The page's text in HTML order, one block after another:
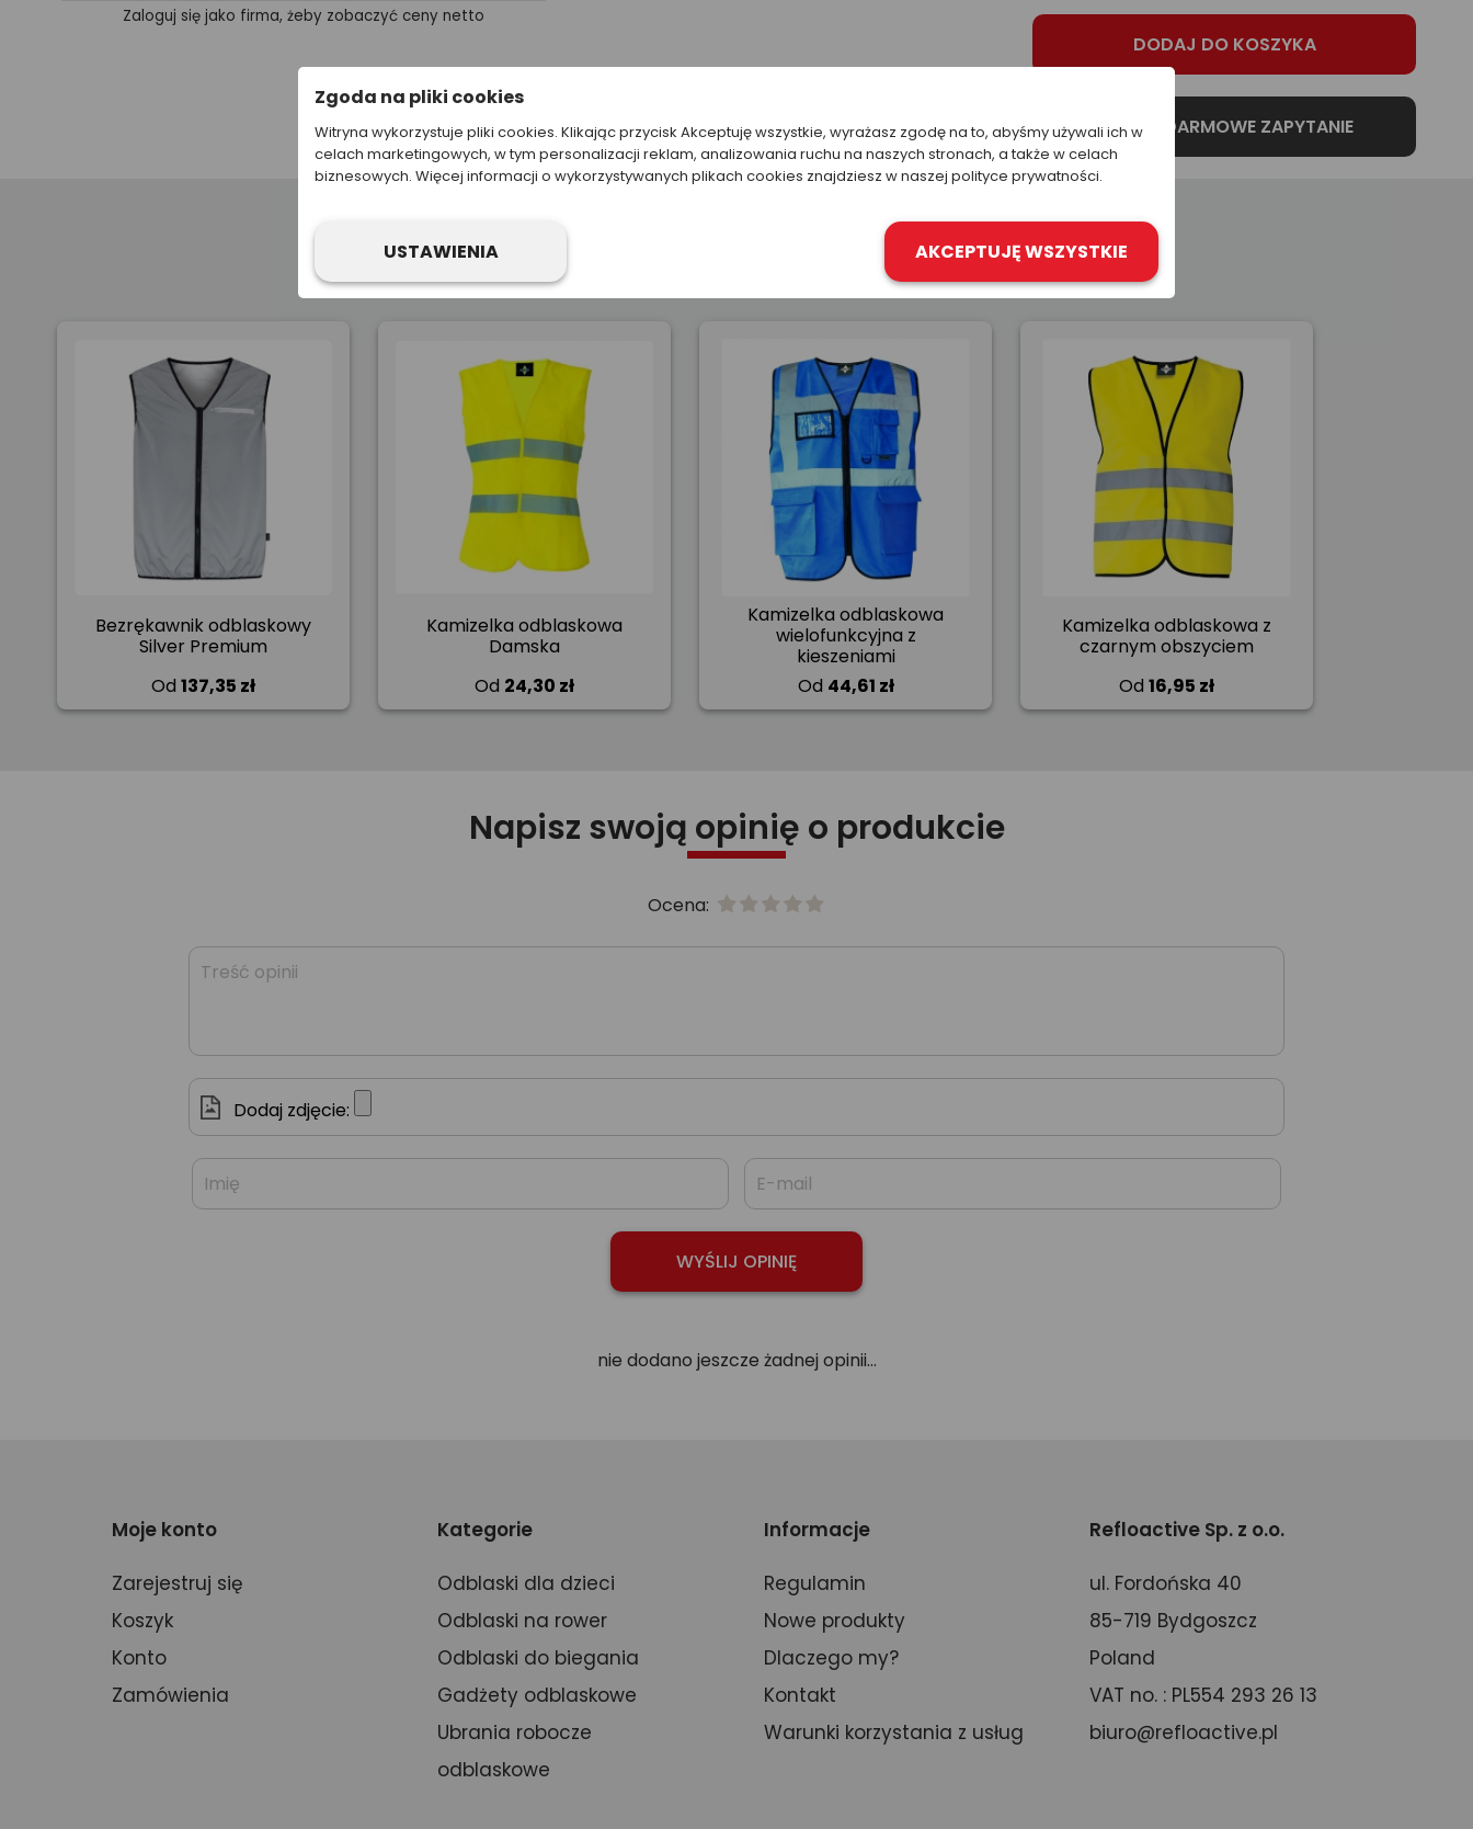
Zaloguj się jako firma, żeby zobaczyć ceny netto
Podobne produkty
Bezrękawnik odblaskowy
Silver Premium
Od 137,35 zł
Kamizelka odblaskowa
Damska
Od 24,30 zł
Kamizelka odblaskowa
wielofunkcyjna z
kieszeniami
Od 44,61 zł
Kamizelka odblaskowa z
czarnym obszyciem
Od 16,95 zł
Napisz swoją opinię o produkcie
Ocena:
Dodaj zdjęcie:
nie dodano jeszcze żadnej opinii...
Moje konto
Zarejestruj się
Koszyk
Konto
Zamówienia
Kategorie
Odblaski dla dzieci
Odblaski na rower
Odblaski do biegania
Gadżety odblaskowe
Ubrania robocze
odblaskowe
Informacje
Regulamin
Nowe produkty
Dlaczego my?
Kontakt
Warunki korzystania z usług
Refloactive Sp. z o.o.
ul. Fordońska 40
85-719 Bydgoszcz
Poland
VAT no. : PL554 293 26 13
biuro@refloactive.pl
Zgoda na pliki cookies
Witryna wykorzystuje pliki cookies. Klikając przycisk Akceptuję wszystkie, wyrażasz zgodę na to, abyśmy używali ich w
celach marketingowych, w tym personalizacji reklam, analizowania ruchu na naszych stronach, a także w celach
biznesowych. Więcej informacji o wykorzystywanych plikach cookies znajdziesz w naszej polityce prywatności.
USTAWIENIA AKCEPTUJĘ WSZYSTKIE